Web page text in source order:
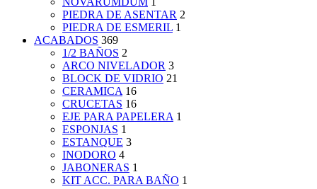
PIEDRA DE ASENTAR 2
PIEDRA DE ESMERIL 1
ACABADOS 369
1/2 BAÑOS 2
ARCO NIVELADOR 3
BLOCK DE VIDRIO 21
CERAMICA 16
CRUCETAS 16
EJE PARA PAPELERA 1
ESPONJAS 1
ESTANQUE 3
INODORO 4
JABONERAS 1
KIT ACC. PARA BAÑO 1